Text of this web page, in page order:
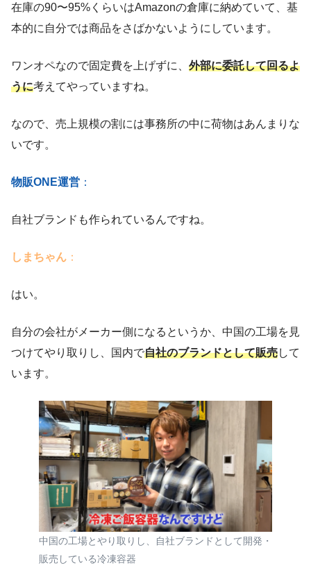
在庫の90〜95%くらいはAmazonの倉庫に納めていて、基
本的に自分では商品をさばかないようにしています。
ワンオペなので固定費を上げずに、 外部に委託して回るよ
うに考えてやっていますね。
なので、売上規模の割には事務所の中に荷物はあんまりな
いです。
物販ONE運営 ：
自社ブランドも作られているんですね。
しまちゃん ：
はい。
自分の会社がメーカー側になるというか、中国の工場を見
つけてやり取りし、国内で自社のブランドとして販売して
います。
中国の工場とやり取りし、自社ブランドとして開発・
販売している冷凍容器